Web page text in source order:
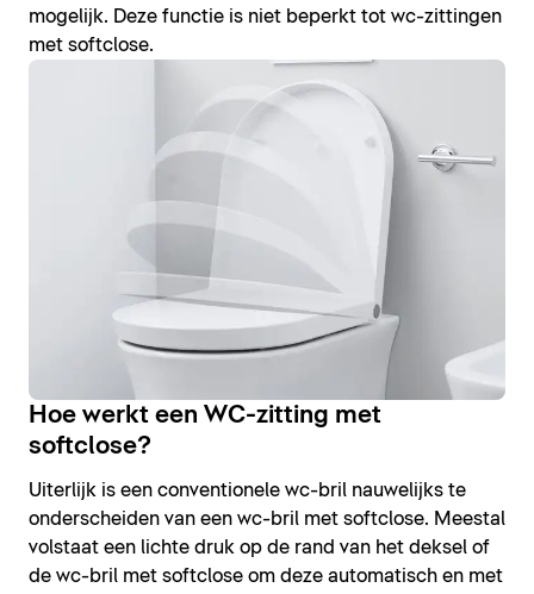
mogelijk. Deze functie is niet beperkt tot wc-zittingen
met softclose.
Hoe werkt een WC-zitting met
softclose?
Uiterlijk is een conventionele wc-bril nauwelijks te
onderscheiden van een wc-bril met softclose. Meestal
volstaat een lichte druk op de rand van het deksel of
de wc-bril met softclose om deze automatisch en met